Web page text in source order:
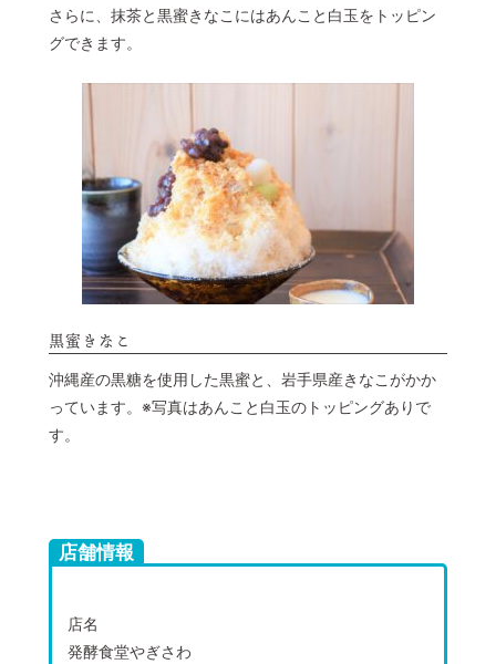
さらに、抹茶と黒蜜きなこにはあんこと白玉をトッピン
グできます。
黒蜜きなこ
沖縄産の黒糖を使用した黒蜜と、岩手県産きなこがかか
っています。※写真はあんこと白玉のトッピングありで
す。
店舗情報
店名
発酵食堂やぎさわ